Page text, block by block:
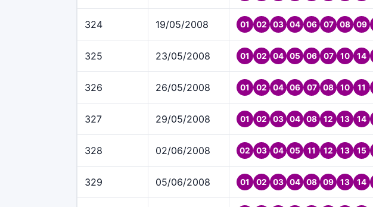
324 19/05/2008 01 02 03 04 06 07 08 09
325 23/05/2008 01 02 04 05 06 07 10 14
326 26/05/2008 01 02 04 06 07 08 10 11
327 29/05/2008 01 02 03 04 08 12 13 14
328 02/06/2008 02 03 04 05 11 12 13 15
329 05/06/2008 01 02 03 04 08 09 13 14